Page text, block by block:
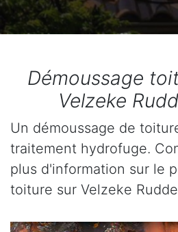
Démoussage
Velzeke
Un démoussage de
traitement hydrofuge.
plus d'information sur le
toiture sur Velzeke